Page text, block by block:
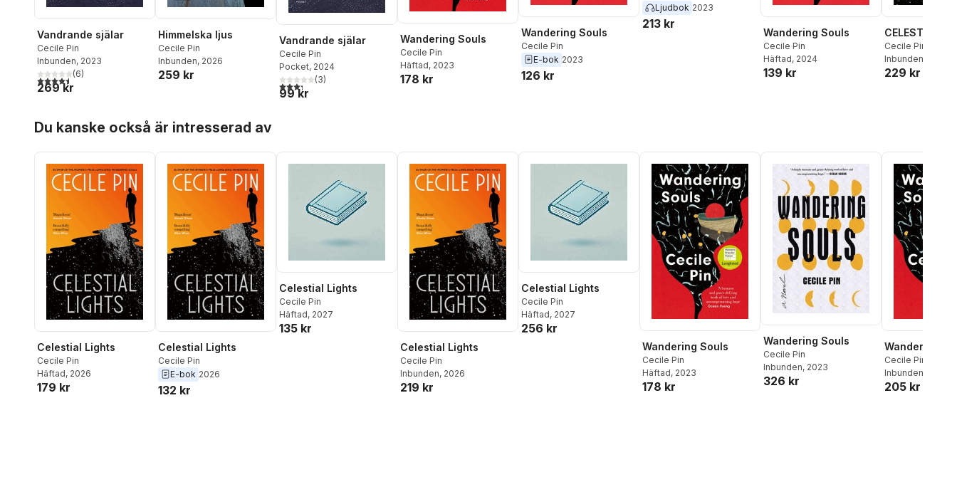
Vandrande själar
Cecile Pin
Inbunden, 2023
4,5utav 5 stjärnor. Totalt antal röster:
(6)
269 kr
Himmelska ljus
Cecile Pin
Inbunden, 2026
259 kr
Vandrande själar
Cecile Pin
Pocket, 2024
3,3utav 5 stjärnor. Totalt antal röster:
(3)
99 kr
Wandering Souls
Cecile Pin
Häftad, 2023
178 kr
Wandering Souls
Cecile Pin
E-bok 2023
126 kr
Ljudbok 2023
213 kr
Wandering Souls
Cecile Pin
Häftad, 2024
139 kr
CELESTIAL
Cecile Pin
Inbunden
229 kr
Du kanske också är intresserad av
Celestial Lights
Cecile Pin
Häftad, 2026
179 kr
Celestial Lights
Cecile Pin
E-bok 2026
132 kr
Celestial Lights
Cecile Pin
Häftad, 2027
135 kr
Celestial Lights
Cecile Pin
Inbunden, 2026
219 kr
Celestial Lights
Cecile Pin
Häftad, 2027
256 kr
Wandering Souls
Cecile Pin
Häftad, 2023
178 kr
Wandering Souls
Cecile Pin
Inbunden, 2023
326 kr
Wandering
Cecile Pin
Inbunden
205 kr